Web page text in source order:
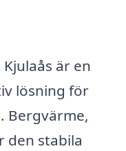
är en
lösning för
Bergvärme,
den stabila